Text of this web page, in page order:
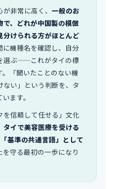
非常に高く、 一般のお
、どれが中国製の模倣
分けられる方がほとんど
に機種名を確認し、自分
選ぶ——これがタイの標
「聞いたことのない機
い」という判断を、タ
ます。
を信頼して任せる」文化
タイで美容医療を受ける
基準の共通言語」として
を守る最初の一歩になり